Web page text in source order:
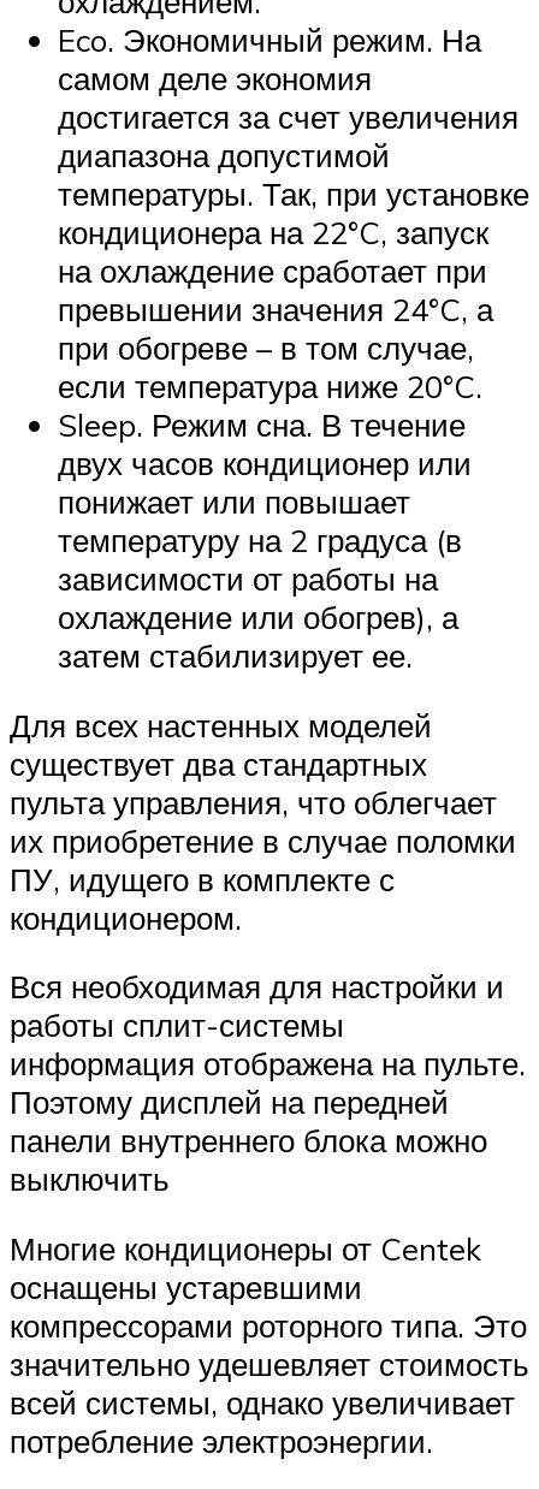
Eco. Экономичный режим. На
самом деле экономия
достигается за счет увеличения
диапазона допустимой
температуры. Так, при установке
кондиционера на 22°C, запуск
на охлаждение сработает при
превышении значения 24°C, а
при обогреве – в том случае,
если температура ниже 20°C.
Sleep. Режим сна. В течение
двух часов кондиционер или
понижает или повышает
температуру на 2 градуса (в
зависимости от работы на
охлаждение или обогрев), а
затем стабилизирует ее.
Для всех настенных моделей
существует два стандартных
пульта управления, что облегчает
их приобретение в случае поломки
ПУ, идущего в комплекте с
кондиционером.
Вся необходимая для настройки и
работы сплит-системы
информация отображена на пульте.
Поэтому дисплей на передней
панели внутреннего блока можно
выключить
Многие кондиционеры от Centek
оснащены устаревшими
компрессорами роторного типа. Это
значительно удешевляет стоимость
всей системы, однако увеличивает
потребление электроэнергии.